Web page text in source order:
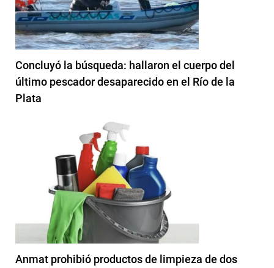
Concluyó la búsqueda: hallaron el cuerpo del
último pescador desaparecido en el Río de la
Plata
Anmat prohibió productos de limpieza de dos